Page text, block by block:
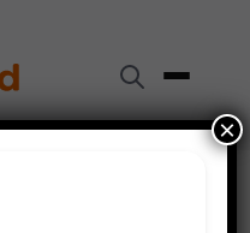
×